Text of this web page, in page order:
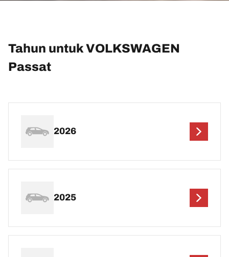
Tahun untuk VOLKSWAGEN
Passat
2026
2025